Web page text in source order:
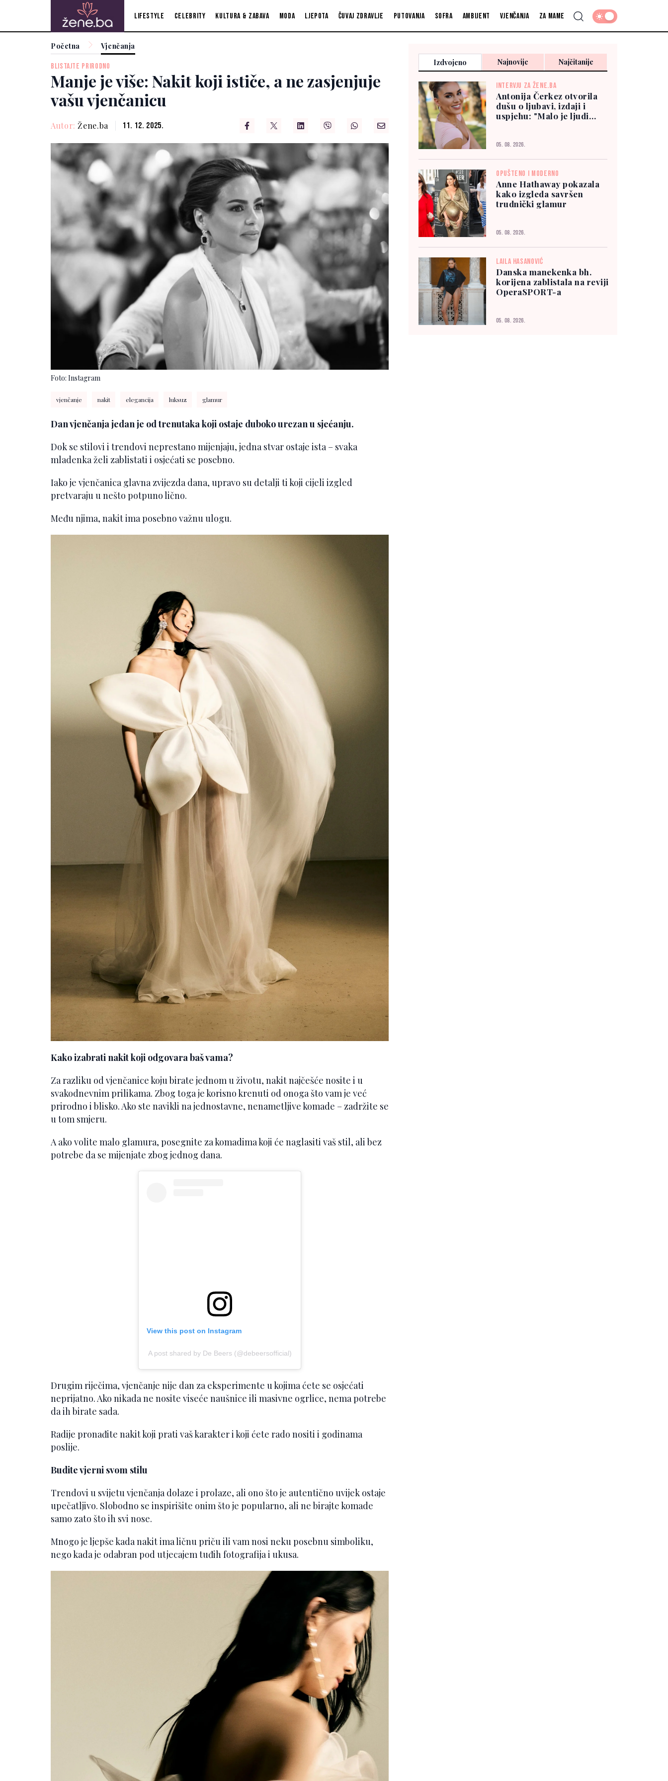
Lifestyle Celebrity Kultura & zabava Moda Ljepota Čuvaj zdravlje Putovanja Sofra Ambijent Vjenčanja Za mame
Početna Vjenčanja
BLISTAJTE PRIRODNO
Manje je više: Nakit koji ističe, a ne zasjenjuje
vašu vjenčanicu
Autor: Žene.ba 11. 12. 2025.
Foto: Instagram
vjenčanje nakit elegancija luksuz glamur
Dan vjenčanja jedan je od trenutaka koji ostaje duboko urezan u sjećanju.
Dok se stilovi i trendovi neprestano mijenjaju, jedna stvar ostaje ista – svaka
mladenka želi zablistati i osjećati se posebno.
Iako je vjenčanica glavna zvijezda dana, upravo su detalji ti koji cijeli izgled
pretvaraju u nešto potpuno lično.
Među njima, nakit ima posebno važnu ulogu.
Kako izabrati nakit koji odgovara baš vama?
Za razliku od vjenčanice koju birate jednom u životu, nakit najčešće nosite i u
svakodnevnim prilikama. Zbog toga je korisno krenuti od onoga što vam je već
prirodno i blisko. Ako ste navikli na jednostavne, nenametljive komade – zadržite se
u tom smjeru.
A ako volite malo glamura, posegnite za komadima koji će naglasiti vaš stil, ali bez
potrebe da se mijenjate zbog jednog dana.
View this post on Instagram
A post shared by De Beers (@debeersofficial)
Drugim riječima, vjenčanje nije dan za eksperimente u kojima ćete se osjećati
neprijatno. Ako nikada ne nosite viseće naušnice ili masivne ogrlice, nema potrebe
da ih birate sada.
Radije pronađite nakit koji prati vaš karakter i koji ćete rado nositi i godinama
poslije.
Budite vjerni svom stilu
Trendovi u svijetu vjenčanja dolaze i prolaze, ali ono što je autentično uvijek ostaje
upečatljivo. Slobodno se inspirišite onim što je popularno, ali ne birajte komade
samo zato što ih svi nose.
Mnogo je ljepše kada nakit ima ličnu priču ili vam nosi neku posebnu simboliku,
nego kada je odabran pod utjecajem tuđih fotografija i ukusa.
Izdvojeno Najnovije Najčitanije
INTERVJU ZA ŽENE.BA
Antonija Čerkez otvorila
dušu o ljubavi, izdaji i
uspjehu: "Malo je ljudi
05. 08. 2026.
OPUŠTENO I MODERNO
Anne Hathaway pokazala
kako izgleda savršen
trudnički glamur
05. 08. 2026.
LAILA HASANOVIĆ
Danska manekenka bh.
korijena zablistala na reviji
OperaSPORT-a
05. 08. 2026.